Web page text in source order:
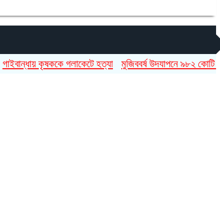
কৃষককে গলাকেটে হত্যা মুজিববর্ষ উদযাপনে ৯৮২ কোটি ৯১ লাখ